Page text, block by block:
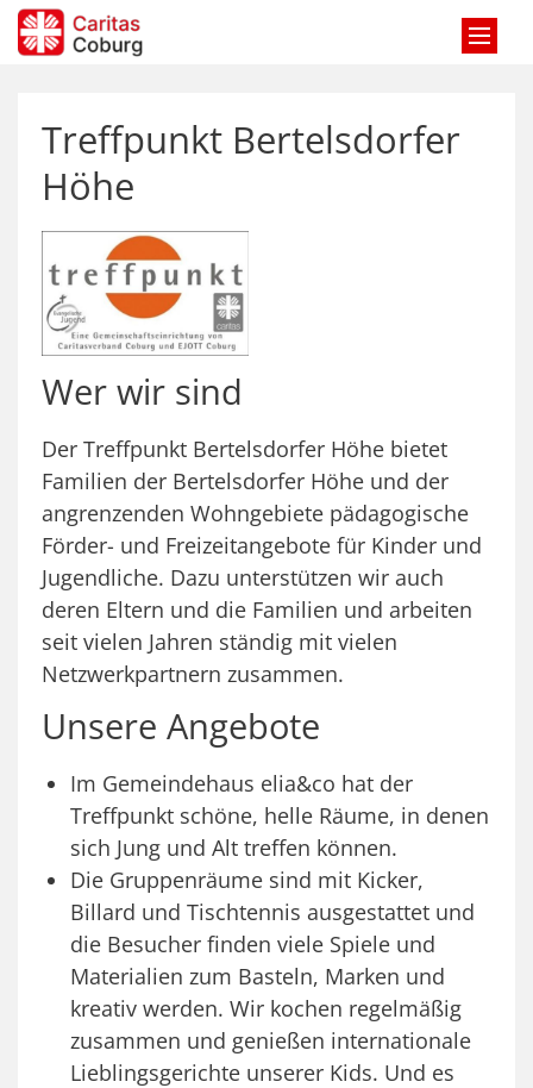
Zum Inhalt springen
Treffpunkt Bertelsdorfer
Höhe
Wer wir sind
Der Treffpunkt Bertelsdorfer Höhe bietet
Familien der Bertelsdorfer Höhe und der
angrenzenden Wohngebiete pädagogische
Förder- und Freizeitangebote für Kinder und
Jugendliche. Dazu unterstützen wir auch
deren Eltern und die Familien und arbeiten
seit vielen Jahren ständig mit vielen
Netzwerkpartnern zusammen.
Unsere Angebote
Im Gemeindehaus elia&co hat der
Treffpunkt schöne, helle Räume, in denen
sich Jung und Alt treffen können.
Die Gruppenräume sind mit Kicker,
Billard und Tischtennis ausgestattet und
die Besucher finden viele Spiele und
Materialien zum Basteln, Marken und
kreativ werden. Wir kochen regelmäßig
zusammen und genießen internationale
Lieblingsgerichte unserer Kids. Und es